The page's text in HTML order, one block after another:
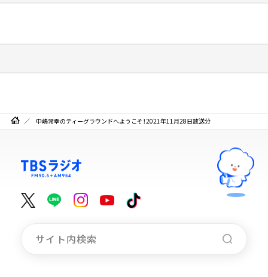
中嶋常幸のティーグラウンドへようこそ！2021年11月28日放送分